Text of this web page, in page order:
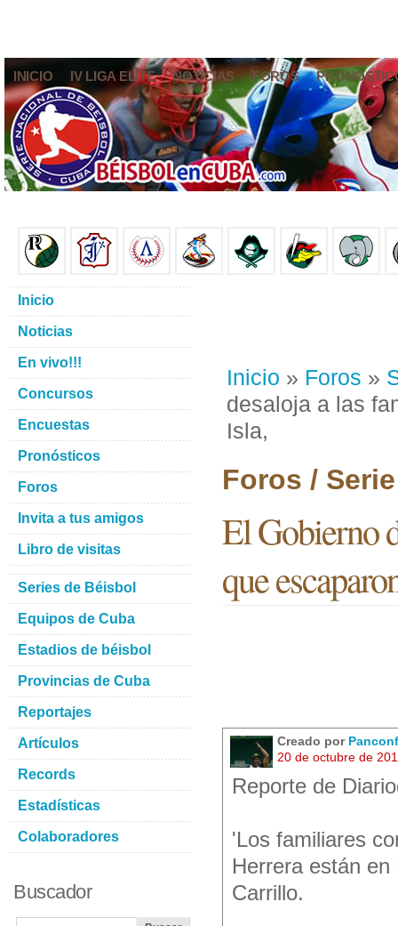
INICIO IV LIGA ELITE NOTICIAS FOROS
Inicio » Foros »
desaloja a las
Isla,
Foros /
El Gobierno
que
Creado por
20 de octubre de
Reporte de
'Los familiares
Herrera están
Carrillo.
Inicio
Noticias
En vivo!!!
Concursos
Encuestas
Pronósticos
Foros
Invita a tus amigos
Libro de visitas
Series de Béisbol
Equipos de Cuba
Estadios de béisbol
Provincias de Cuba
Reportajes
Artículos
Records
Estadísticas
Colaboradores
Buscador